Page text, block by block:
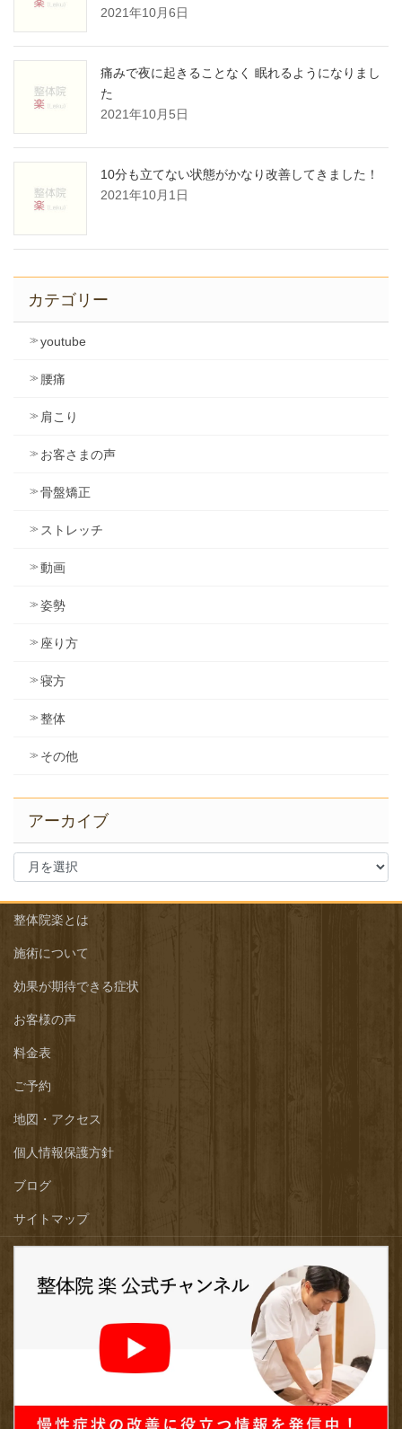
2021年10月6日
痛みで夜に起きることなく 眠れるようになりまし
た
2021年10月5日
10分も立てない状態がかなり改善してきました！
2021年10月1日
カテゴリー
youtube
腰痛
肩こり
お客さまの声
骨盤矯正
ストレッチ
動画
姿勢
座り方
寝方
整体
その他
アーカイブ
ア
イ
整体院楽とは
施術について
効果が期待できる症状
お客様の声
料金表
ご予約
地図・アクセス
個人情報保護方針
ブログ
サイトマップ